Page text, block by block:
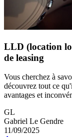
LLD (location
de leasing
Vous cherchez à
découvrez tout ce
avantages et
GL
Gabriel Le Gendre
11/09/2025